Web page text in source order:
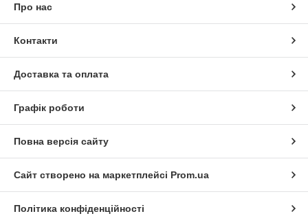
Про нас
Контакти
Доставка та оплата
Графік роботи
Повна версія сайту
Сайт створено на маркетплейсі Prom.ua
Політика конфіденційності